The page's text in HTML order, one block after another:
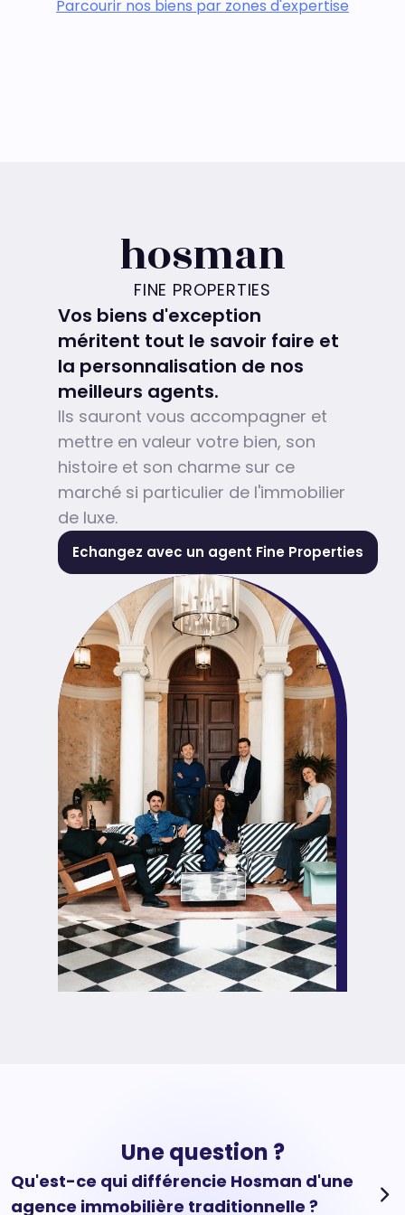
Parcourir nos biens par zones d'expertise
hosman
FINE PROPERTIES
Vos biens d'exception
méritent tout le savoir faire et
la personnalisation de nos
meilleurs agents.
Ils sauront vous accompagner et
mettre en valeur votre bien, son
histoire et son charme sur ce
marché si particulier de l'immobilier
de luxe.
Echangez avec un agent Fine Properties
Une question ?
Qu'est-ce qui différencie Hosman d'une
agence immobilière traditionnelle ?